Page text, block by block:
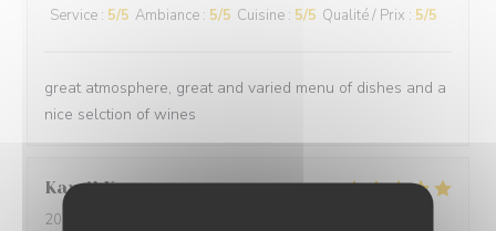
Service : 5/5 Ambiance : 5/5 Cuisine : 5/5 Qualité / Prix : 5/5
great atmosphere, great and varied menu of dishes and a
nice selction of wines
Kamil K
2025-12-31